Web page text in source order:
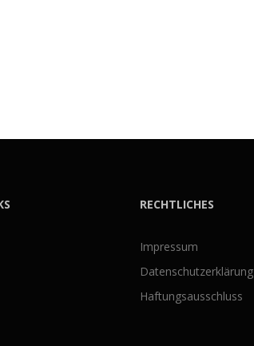
RECHTLICHES
Impressum
Datenschutzerklärung
Haftungsausschluss